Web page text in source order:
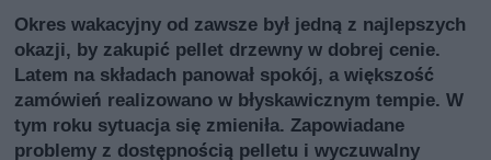
Okres wakacyjny od zawsze był jedną z najlepszych
okazji, by zakupić pellet drzewny w dobrej cenie.
Latem na składach panował spokój, a większość
zamówień realizowano w błyskawicznym tempie. W
tym roku sytuacja się zmieniła. Zapowiadane
problemy z dostępnością pelletu i wyczuwalny